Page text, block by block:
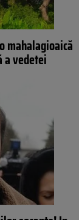
mahalagioaică
a vedetei